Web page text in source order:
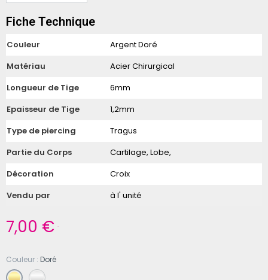
Fiche Technique
Couleur
Argent Doré
Matériau
Acier Chirurgical
Longueur de Tige
6mm
Epaisseur de Tige
1,2mm
Type de piercing
Tragus
Partie du Corps
Cartilage, Lobe,
Décoration
Croix
Vendu par
à l' unité
7,00 €
Couleur Doré